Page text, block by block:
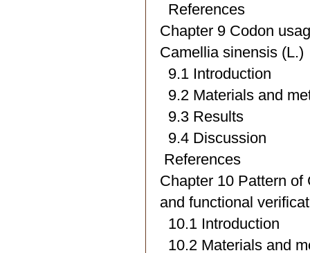
References
Chapter 9 Codon
Camellia sinensis (L.)
9.1 Introduction
9.2 Materials and
9.3 Results
9.4 Discussion
References
Chapter 10 Pattern
and functional
10.1 Introduction
10.2 Materials and